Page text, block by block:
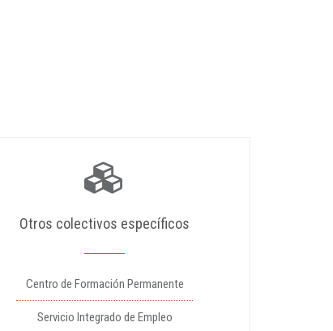
Otros colectivos específicos
Centro de Formación Permanente
Servicio Integrado de Empleo